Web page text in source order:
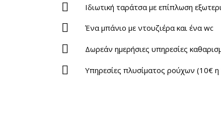
Ιδιωτική ταράτσα με επίπλωση
Ένα μπάνιο με ντουζιέρα και ένα wc
Δωρεάν ημερήσιες υπηρεσίες
Υπηρεσίες πλυσίματος ρούχων (10€